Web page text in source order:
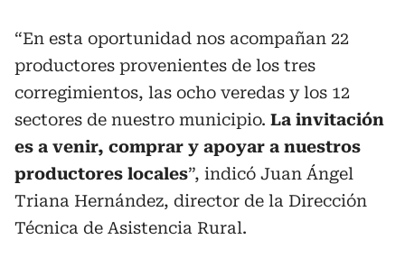
“En esta oportunidad nos acompañan 22
productores provenientes de los tres
corregimientos, las ocho veredas y los 12
sectores de nuestro municipio. La invitación
es a venir, comprar y apoyar a nuestros
productores locales”, indicó Juan Ángel
Triana Hernández, director de la Dirección
Técnica de Asistencia Rural.